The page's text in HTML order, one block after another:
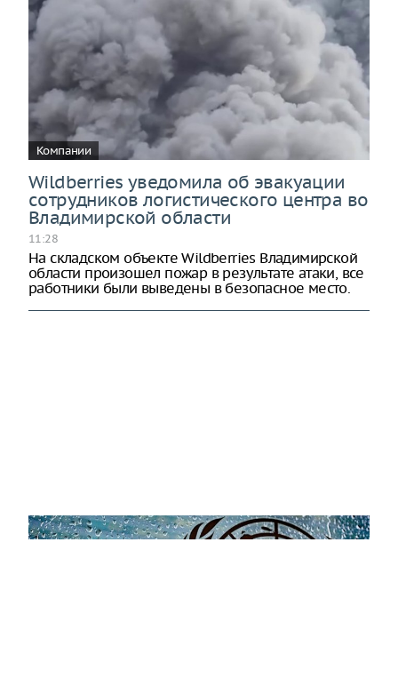
Компании
Wildberries уведомила об эвакуации
сотрудников логистического центра во
Владимирской области
11:28
На складском объекте Wildberries Владимирской
области произошел пожар в результате атаки, все
работники были выведены в безопасное место.